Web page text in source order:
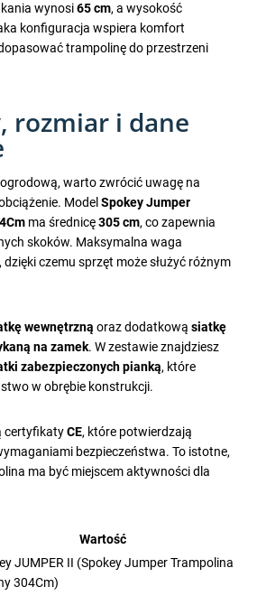
wynosi65 cm, a wysokość
konfiguracja wspiera komfort
trampolinę do przestrzeni
rozmiar i dane
warto zwrócić uwagę na
ModelSpokey Jumper
ma średnicę305 cm, co zapewnia
skoków. Maksymalna waga
, dzięki czemu sprzęt może służyć różnym
wewnętrzną oraz dodatkowąsiatkę
na zamek. W zestawie znajdziesz
zabezpieczonych pianką, które
w obrębie konstrukcji.
certyfikatyCE, które potwierdzają
bezpieczeństwa. To istotne,
ma być miejscem aktywności dla
Wartość
JUMPER II (Spokey Jumper Trampolina
304Cm)